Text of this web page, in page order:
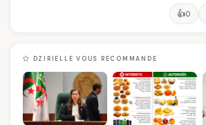
👍0
DZIRIELLE VOUS RECOMMANDE